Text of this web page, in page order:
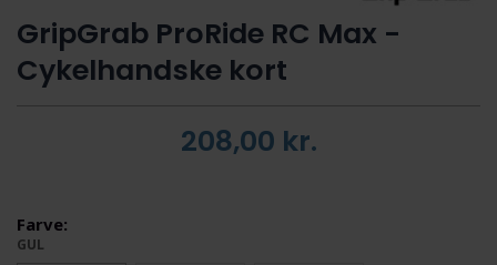
GripGrab ProRide RC Max -
Cykelhandske kort
208,00 kr.
Farve:
GUL